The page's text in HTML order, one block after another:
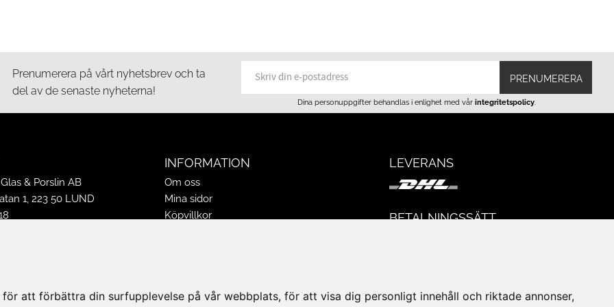
att förbättra din surfupplevelse på vår webbplats, för att visa dig personligt innehåll och riktade annonser,
Prenumerera på vårt nyhetsbrev och ta
del av de senaste nyheterna!
PRENUMERERA
Dina personuppgifter behandlas i enlighet med vår integritetspolicy.
& Porslin AB
1, 223 50 LUND
2026
INFORMATION
Om oss
Mina sidor
Köpvillkor
LEVERANS
BETALNINGSSÄTT
kontanter.